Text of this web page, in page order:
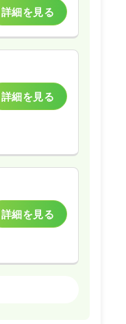
詳細を見る
詳細を見る
詳細を見る
詳細を見る